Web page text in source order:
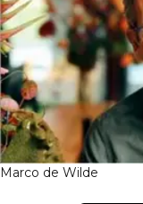
Marco de Wilde